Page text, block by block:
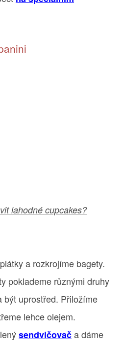
lahodné cupcakes?
a rozkrojíme bagety.
poklademe různými druhy
být uprostřed. Přiložíme
lehce olejem.
sendvičovača dáme